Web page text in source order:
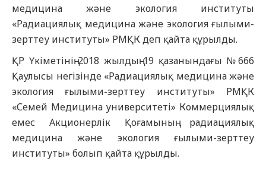
медицина және экология институты
«Радиациялық медицина және экология ғылыми-
зерттеу институты» РМҚК деп қайта құрылды.
ҚР Үкіметінің 2018 жылдың 19 қазанындағы №666
Қаулысы негізінде «Радиациялық медицина және
экология ғылыми-зерттеу институты» РМҚК
«Семей Медицина университеті» Коммерциялық
емес Акционерлік Қоғамының радиациялық
медицина және экология ғылыми-зерттеу
институты» болып қайта құрылды.